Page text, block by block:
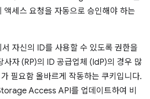
액세스 요청을 자동으로 승인해야 하는
자신의 ID를 사용할 수 있도록 권한을
사자 (RP)의 ID 공급업체 (IdP)의 경우 많
필요함 올바르게 작동하는 쿠키입니다.
Access API를 업데이트하여 비